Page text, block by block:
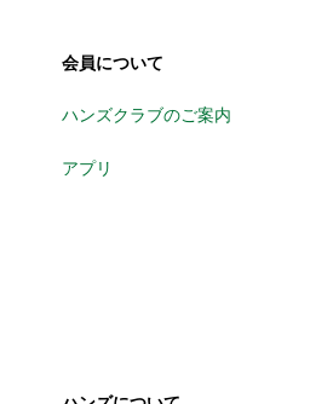
会員について
ハンズクラブのご案内
アプリ